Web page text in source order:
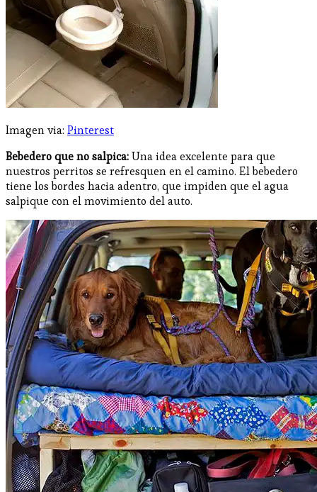
Imagen via: Pinterest
Bebedero que no salpica:Una idea excelente para que
nuestros perritos se refresquen en el camino. El bebedero
tiene los bordes hacia adentro, que impiden que el agua
salpique con el movimiento del auto.